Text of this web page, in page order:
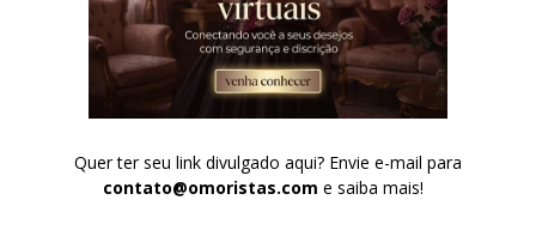
Quer ter seu link divulgado aqui? Envie e-mail para
contato@omoristas.com e saiba mais!